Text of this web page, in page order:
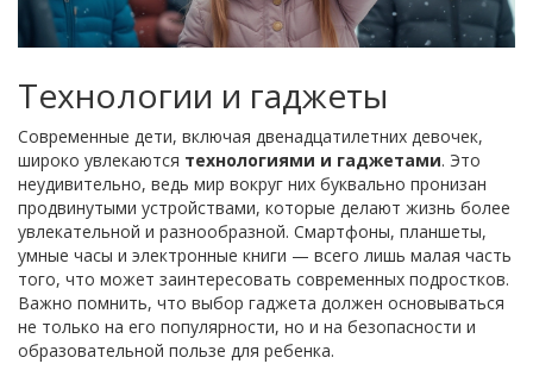
Технологии и гаджеты
Современные дети, включая двенадцатилетних девочек,
широко увлекаются технологиями и гаджетами. Это
неудивительно, ведь мир вокруг них буквально пронизан
продвинутыми устройствами, которые делают жизнь более
увлекательной и разнообразной. Смартфоны, планшеты,
умные часы и электронные книги — всего лишь малая часть
того, что может заинтересовать современных подростков.
Важно помнить, что выбор гаджета должен основываться
не только на его популярности, но и на безопасности и
образовательной пользе для ребенка.